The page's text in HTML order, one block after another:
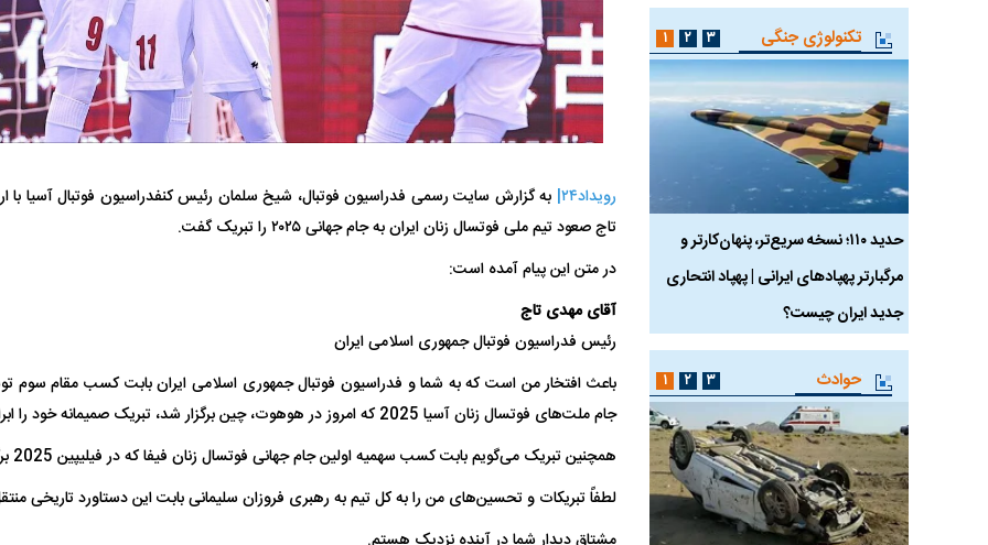
رویداد۲۴|
به گزارش سایت رسمی فدراسیون فوتبال، شیخ سلمان رئیس کنفدراسیون فوتبال آسیا با
تاج صعود تیم ملی فوتسال زنان ایران به جام جهانی ۲۰۲۵ را تبریک گفت.
در متن این پیام آمده است:
آقای مهدی تاج
رئیس فدراسیون فوتبال جمهوری اسلامی ایران
باعث افتخار من است که به شما و فدراسیون فوتبال جمهوری اسلامی ایران بابت کسب مقام سوم
جام ملت‌های فوتسال زنان آسیا 2025 که امروز در هوهوت، چین برگزار شد، تبریک صمیمانه خود را ابراز کنم.
همچنین تبریک می‌گویم بابت کسب سهمیه اولین جام جهانی فوتسال زنان فیفا که در فیلیپین 2025 برگزار خواهد شد.
لطفاً تبریکات و تحسین‌های من را به کل تیم به رهبری فروزان سلیمانی بابت این دستاورد تاریخی
تکنولوژی جنگی
حدید ۱۱۰؛ نسخه سریع‌تر، پنهان‌کارتر و
مرگبارتر پهپادهای ایرانی | پهپاد انتحاری
جدید ایران چیست؟
هواپیمای مرموز E-11A BACN چیست؟
فضاپیمای «استارشیپ» ایلان ماسک
۱ ۲ ۳
حوادث ۱ ۲ ۳